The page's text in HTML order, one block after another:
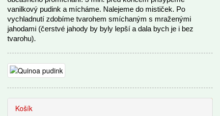
vanilkový pudink a mícháme. Nalejeme do mističek. Po
vychladnutí zdobíme tvarohem smíchaným s mraženými
jahodami (čerstvé jahody by byly lepší a dala bych je i bez
tvarohu).
Košík